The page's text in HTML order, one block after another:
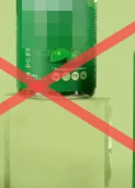
VTV Thể
Bất động
Tấm lòng